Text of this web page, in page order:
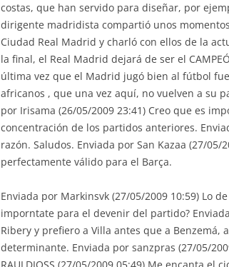
costas, que han servido para diseñar, por
dirigente madridista compartió unos
Ciudad Real Madrid y charló con ellos de la
la final, el Real Madrid dejará de ser el
última vez que el Madrid jugó bien al fútbol
africanos , que una vez aquí, no vuelven a su
por Irisama (26/05/2009 23:41) Creo que es
concentración de los partidos anteriores.
razón. Saludos. Enviada por San Kazaa (27/
perfectamente válido para el Barça.
Enviada por Markinsvk (27/05/2009 10:59) Lo
imporntate para el devenir del partido?
Ribery y prefiero a Villa antes que a
determinante. Enviada por sanzpras (27/05/